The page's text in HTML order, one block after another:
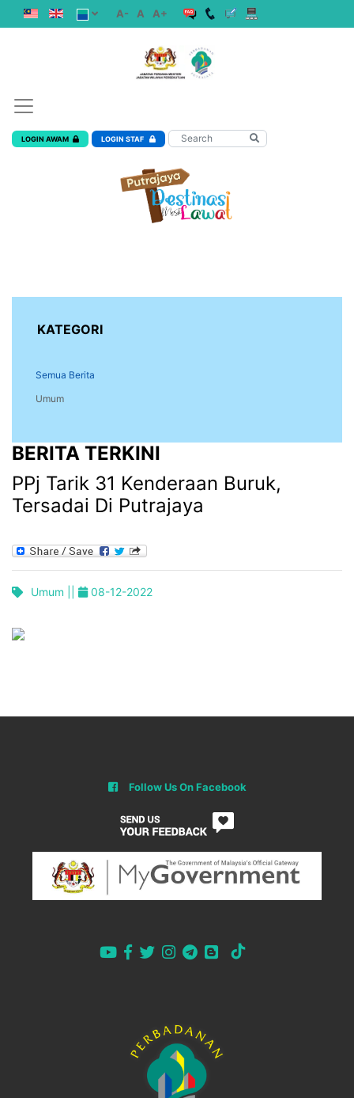
A- A A+
LOGIN AWAM LOGIN STAF
KATEGORI
Semua Berita
Umum
BERITA TERKINI
PPj Tarik 31 Kenderaan Buruk,
Tersadai Di Putrajaya
Umum || 08-12-2022
Follow Us On Facebook